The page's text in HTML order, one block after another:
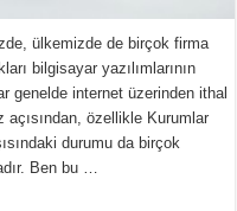
ülkemizde de birçok firma
bilgisayar yazılımlarının
genelde internet üzerinden ithal
özellikle Kurumlar
durumu da birçok
Ben bu …